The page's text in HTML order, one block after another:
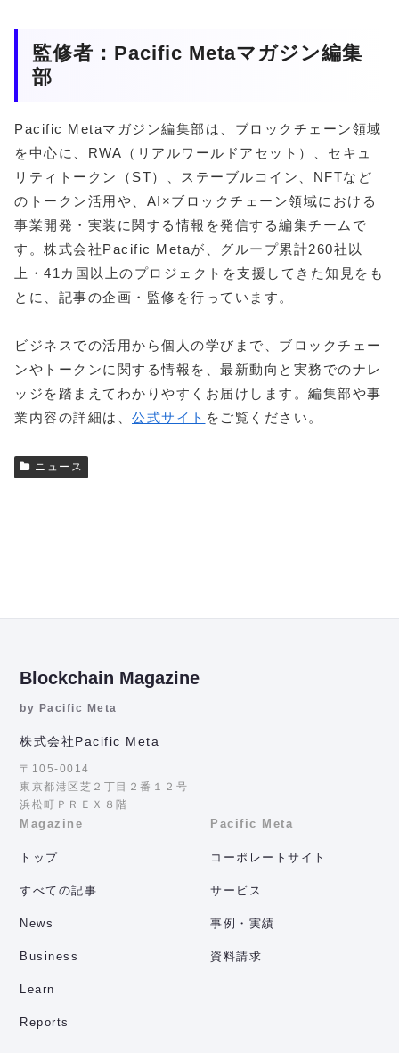
監修者：Pacific Metaマガジン編集
部
Pacific Metaマガジン編集部は、ブロックチェーン領域
を中心に、RWA（リアルワールドアセット）、セキュ
リティトークン（ST）、ステーブルコイン、NFTなど
のトークン活用や、AI×ブロックチェーン領域における
事業開発・実装に関する情報を発信する編集チームで
す。株式会社Pacific Metaが、グループ累計260社以
上・41カ国以上のプロジェクトを支援してきた知見をも
とに、記事の企画・監修を行っています。
ビジネスでの活用から個人の学びまで、ブロックチェー
ンやトークンに関する情報を、最新動向と実務でのナレ
ッジを踏まえてわかりやすくお届けします。編集部や事
業内容の詳細は、 公式サイト をご覧ください。
ニュース
Blockchain Magazine
by Pacific Meta
株式会社Pacific Meta
〒105-0014
東京都港区芝２丁目２番１２号
浜松町ＰＲＥＸ８階
Magazine
トップ
すべての記事
News
Business
Learn
Reports
Pacific Meta
コーポレートサイト
サービス
事例・実績
資料請求